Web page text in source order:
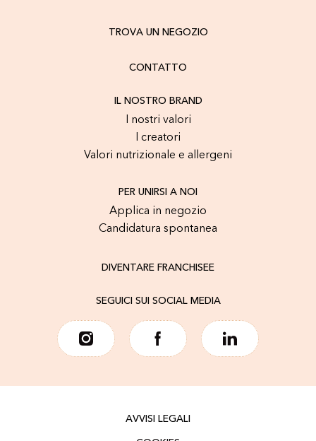
TROVA UN NEGOZIO
CONTATTO
IL NOSTRO BRAND
I nostri valori
I creatori
Valori nutrizionale e allergeni
PER UNIRSI A NOI
Applica in negozio
Candidatura spontanea
DIVENTARE FRANCHISEE
SEGUICI SUI SOCIAL MEDIA
AVVISI LEGALI